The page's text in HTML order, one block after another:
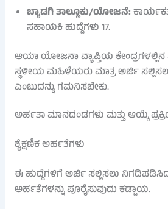
ಬ್ಯಾಡಗಿ ತಾಲ್ಲೂಕು/ಯೋಜನೆ:
ಸಹಾಯಕಿ ಹುದ್ದೆಗಳು 17.
ಆಯಾ ಯೋಜನಾ ವ್ಯಾಪ್ತಿಯ ಕೇಂದ್ರಗಳಲ್ಲಿನ
ಸ್ಥಳೀಯ ಮಹಿಳೆಯರು ಮಾತ್ರ ಅರ್ಜಿ
ಎಂಬುದನ್ನು ಗಮನಿಸಬೇಕು.
ಅರ್ಹತಾ ಮಾನದಂಡಗಳು ಮತ್ತು ಆಯ್ಕೆ
ಶೈಕ್ಷಣಿಕ ಅರ್ಹತೆಗಳು
ಈ ಹುದ್ದೆಗಳಿಗೆ ಅರ್ಜಿ ಸಲ್ಲಿಸಲು ನಿಗದಿಪಡಿಸಿದ
ಅರ್ಹತೆಗಳನ್ನು ಪೂರೈಸುವುದು ಕಡ್ಡಾಯ.